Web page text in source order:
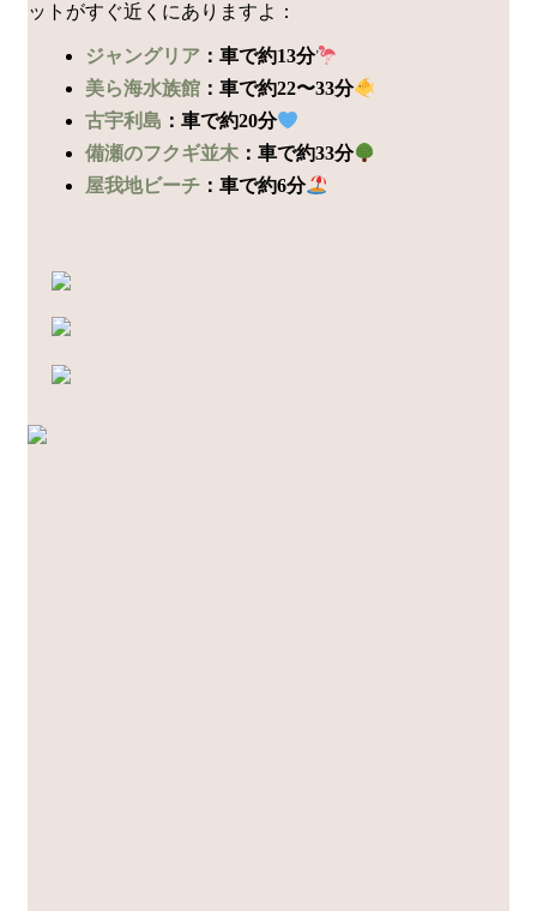
ットがすぐ近くにありますよ：
ジャングリア ：車で約13分
美ら海水族館 ：車で約22〜33分
古宇利島 ：車で約20分
備瀬のフクギ並木 ：車で約33分
屋我地ビーチ ：車で約6分